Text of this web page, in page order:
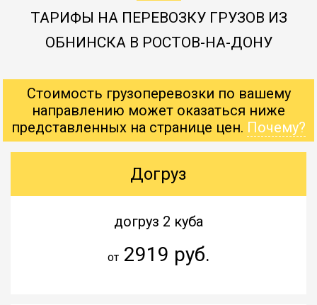
ТАРИФЫ НА ПЕРЕВОЗКУ ГРУЗОВ ИЗ
ОБНИНСКА В РОСТОВ-НА-ДОНУ
Стоимость грузоперевозки по вашему
направлению может оказаться ниже
представленных на странице цен. Почему?
Догруз
догруз 2 куба
от2919 руб.